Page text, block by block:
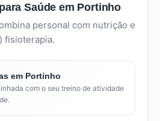
Saúde em Portinho
personal com nutrição e
fisioterapia.
em Portinho
com o seu treino de atividade